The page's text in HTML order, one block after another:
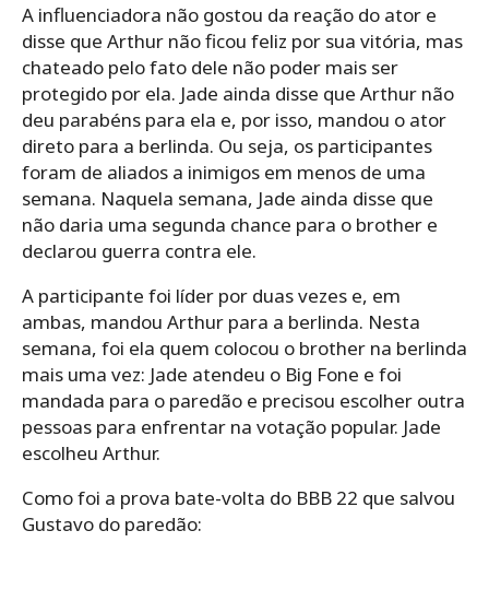
A influenciadora não gostou da reação do ator e
disse que Arthur não ficou feliz por sua vitória, mas
chateado pelo fato dele não poder mais ser
protegido por ela. Jade ainda disse que Arthur não
deu parabéns para ela e, por isso, mandou o ator
direto para a berlinda. Ou seja, os participantes
foram de aliados a inimigos em menos de uma
semana. Naquela semana, Jade ainda disse que
não daria uma segunda chance para o brother e
declarou guerra contra ele.
A participante foi líder por duas vezes e, em
ambas, mandou Arthur para a berlinda. Nesta
semana, foi ela quem colocou o brother na berlinda
mais uma vez: Jade atendeu o Big Fone e foi
mandada para o paredão e precisou escolher outra
pessoas para enfrentar na votação popular. Jade
escolheu Arthur.
Como foi a prova bate-volta do BBB 22 que salvou
Gustavo do paredão: